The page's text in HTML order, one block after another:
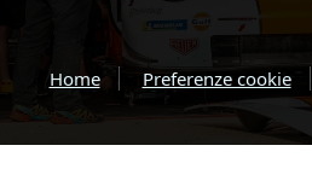
Home Preferenze cookie